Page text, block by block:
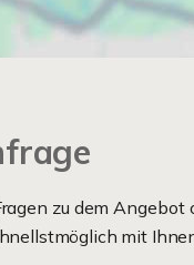
zu dem
mit